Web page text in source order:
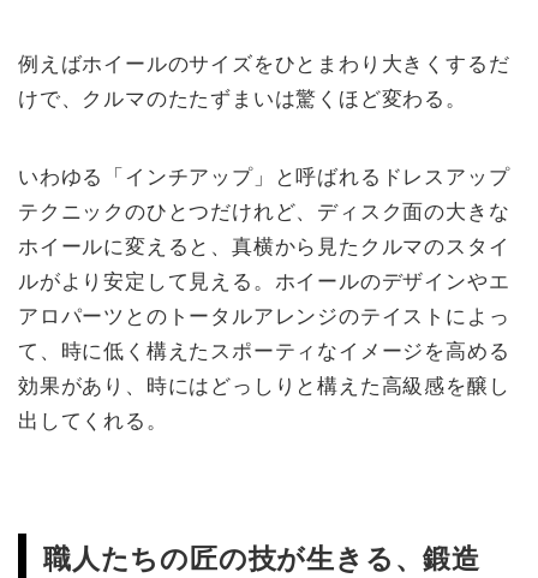
例えばホイールのサイズをひとまわり大きくするだ
けで、クルマのたたずまいは驚くほど変わる。
いわゆる「インチアップ」と呼ばれるドレスアップ
テクニックのひとつだけれど、ディスク面の大きな
ホイールに変えると、真横から見たクルマのスタイ
ルがより安定して見える。ホイールのデザインやエ
アロパーツとのトータルアレンジのテイストによっ
て、時に低く構えたスポーティなイメージを高める
効果があり、時にはどっしりと構えた高級感を醸し
出してくれる。
職人たちの匠の技が生きる、鍛造